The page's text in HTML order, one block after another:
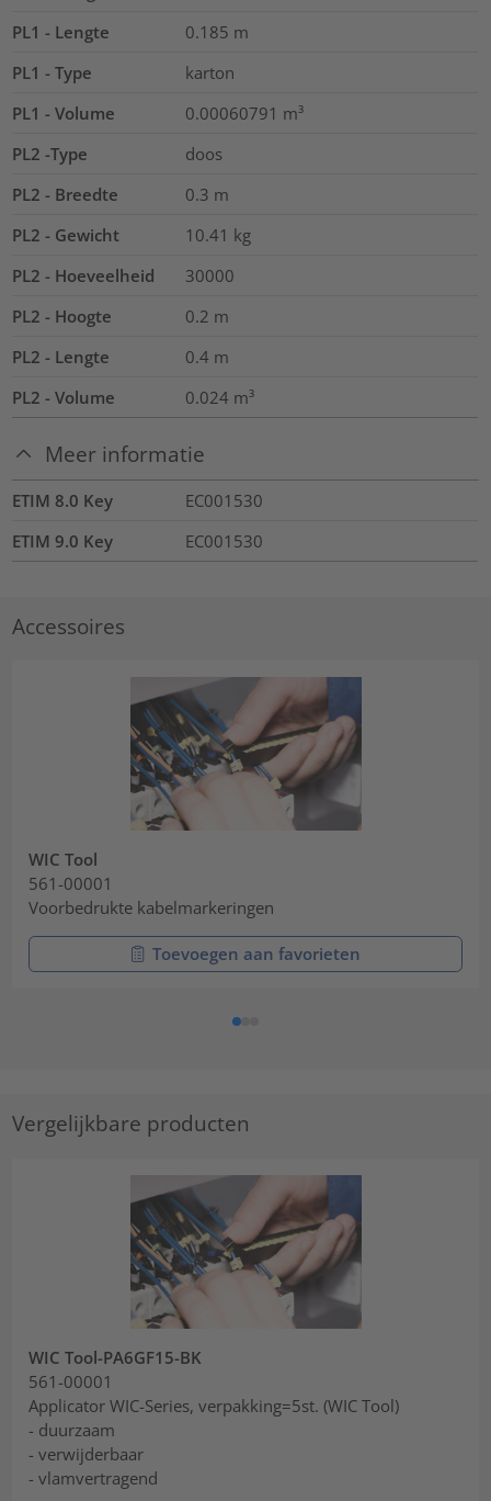
PL1 - Lengte
0.185 m
PL1 - Type
karton
PL1 - Volume
0.00060791 m³
PL2 -Type
doos
PL2 - Breedte
0.3 m
PL2 - Gewicht
10.41 kg
PL2 - Hoeveelheid
30000
PL2 - Hoogte
0.2 m
PL2 - Lengte
0.4 m
PL2 - Volume
0.024 m³
Meer informatie
ETIM 8.0 Key
EC001530
ETIM 9.0 Key
EC001530
Accessoires
WIC Tool
561-00001
Voorbedrukte kabelmarkeringen
Toevoegen aan favorieten
Vergelijkbare producten
WIC Tool-PA6GF15-BK
561-00001
Applicator WIC-Series, verpakking=5st. (WIC Tool)
- duurzaam
- verwijderbaar
- vlamvertragend